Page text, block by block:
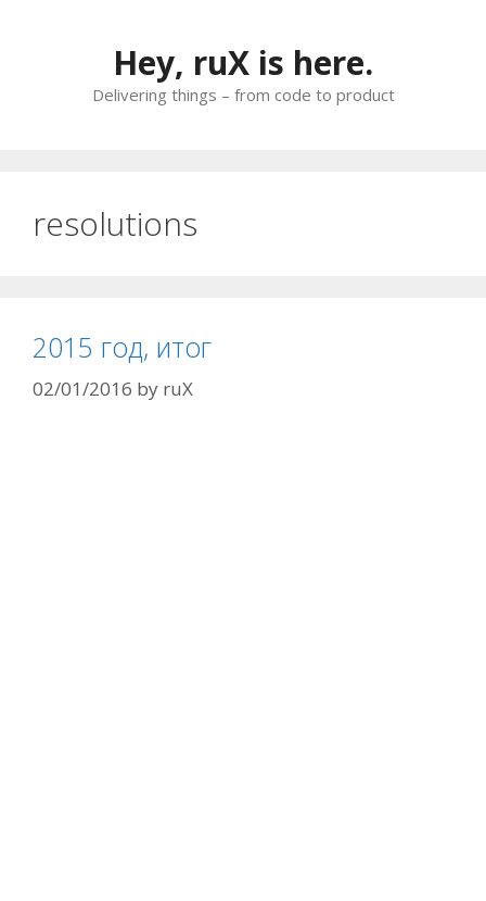
Hey, ruX is here.
Delivering things – from code to product
resolutions
2015 год, итог
02/01/2016 by ruX